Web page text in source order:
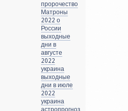
пророчество
Матроны
2022 о
России
выходные
дни в
августе
2022
украина
выходные
дни в июле
2022
украина
астропрогноз